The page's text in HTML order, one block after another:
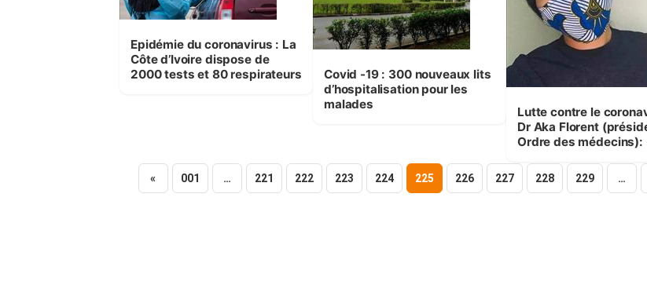
Epidémie du coronavirus : La
Côte d’Ivoire dispose de
2000 tests et 80 respirateurs
Covid -19 : 300 nouveaux lits
d’hospitalisation pour les
malades
Lutte contre le
Dr Aka Florent
Ordre des médecins):
n’empêchent pas le
du virus »
« 001 … 221 222 223 224 225 226 227 228 229 …